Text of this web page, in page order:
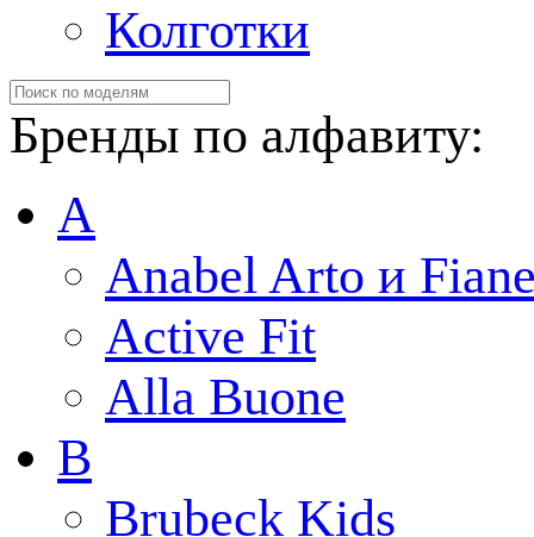
Колготки
Бренды по алфавиту:
A
Anabel Arto и
Active Fit
Alla Buone
B
Brubeck Kids